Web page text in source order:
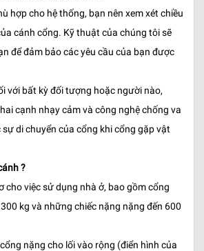
hợp cho hệ thống, bạn nên xem xét chiều
cánh cổng. Kỹ thuật của chúng tôi sẽ
để đảm bảo các yêu cầu của bạn được
với bất kỳ đối tượng hoặc người nào,
cạnh nhạy cảm và công nghệ chống va
di chuyển của cổng khi cổng gặp vật
?
cho việc sử dụng nhà ở, bao gồm cổng
kg và những chiếc nặng nặng đến 600
nặng cho lối vào rộng (điển hình của